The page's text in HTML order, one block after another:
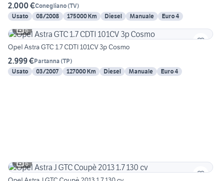
2.000 €Conegliano(TV)
Usato
08/2008 175000 Km Diesel Manuale
Euro 4
6
Opel Astra GTC 1.7 CDTI 101CV 3p Cosmo
2.999 €Partanna (TP)
Usato
03/2007 127000 Km Diesel Manuale Euro 4
6